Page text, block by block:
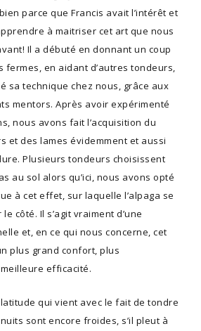
parce que Francis avait l’intérêt et
à maitriser cet art que nous
Il a débuté en donnant un coup
fermes, en aidant d’autres tondeurs,
sa technique chez nous, grâce aux
mentors. Après avoir expérimenté
nous avons fait l’acquisition du
et des lames évidemment et aussi
Plusieurs tondeurs choisissent
au sol alors qu’ici, nous avons opté
à cet effet, sur laquelle l’alpaga se
côté. Il s’agit vraiment d’une
et, en ce qui nous concerne, cet
plus grand confort, plus
efficacité.
qui vient avec le fait de tondre
sont encore froides, s’il pleut à